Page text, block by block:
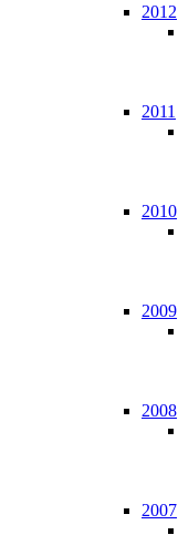
2012
2011
2010
2009
2008
2007